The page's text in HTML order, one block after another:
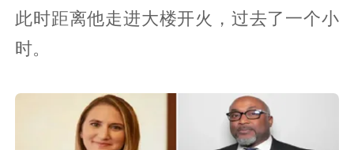
此时距离他走进大楼开火，过去了一个小
时。